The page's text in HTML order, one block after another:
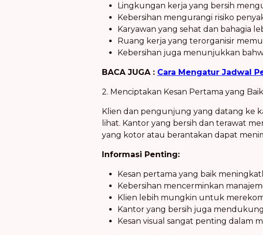
Lingkungan kerja yang bersih
Kebersihan mengurangi risiko
Karyawan yang sehat dan bahagia
Ruang kerja yang terorganisir
Kebersihan juga menunjukkan
BACA JUGA : Cara Mengatur Jadwal
2. Menciptakan Kesan Pertama yang
Klien dan pengunjung yang datang ke
lihat. Kantor yang bersih dan terawat
yang kotor atau berantakan dapat
Informasi Penting:
Kesan pertama yang baik
Kebersihan mencerminkan
Klien lebih mungkin untuk
Kantor yang bersih juga
Kesan visual sangat penting dalam